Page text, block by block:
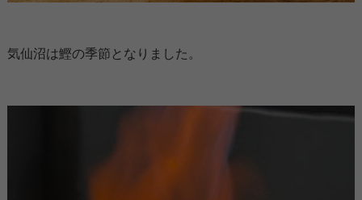
気仙沼は鰹の季節となりました。